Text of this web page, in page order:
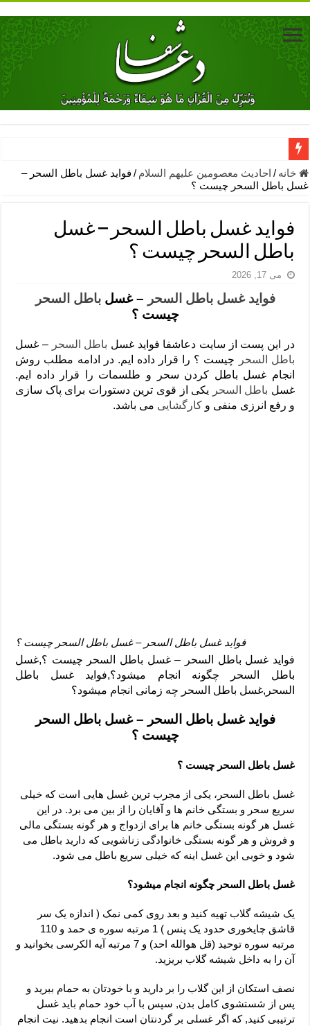
دعای جلب محبت فوری معشوق – دعای جلب محبت شوهر
دعای مشکل گشا برای رفع فقر – ذکرهای روزی‌ بخش
معجزات دعای یا من اظهر الجمیل – دعای یا من اظهر الجمیل برای
مهم ترین اذکار الهی و فضیلت آن ها – ذکر مخصوص مستجاب الدعوه
دعا برای ترس بچه ها در خواب – دعای ترس و بی خوابی کودکان
نماز حاجت برای کار گشایی- دعای رفع مشکلات و طلب حاجت
دعای رفع فقر و طلب رزق و روزی – آیه‌ جلب ثروت و برکت مال
لا حول ولا قوة الا بالله برای چشم زخم – دعای چشم زخم ماشاالله
دعای قوی رفع ترس – دعای مجرب برای آرامش قلب و رفع اضطراب
دعا برای پولدار شدن در یک روز – دعای ثروت حضرت سلیمان
خانه / احادیث معصومین علیهم السلام / فواید غسل باطل السحر –
غسل باطل السحر چیست ؟
فواید غسل باطل السحر – غسل
باطل السحر چیست ؟
می 17, 2026
فواید غسل باطل السحر – غسلباطل السحر
چیست ؟
در این پست از سایت دعاشفا فواید غسل باطل السحر – غسل
باطل السحر
چیست ؟ را قرار داده ایم. در ادامه مطلب روش
انجام غسل باطل کردن سحر و طلسمات را قرار داده ایم.
غسل باطل السحر
یکی از قوی ترین دستورات برای پاک سازی
و رفع انرزی منفی وکارگشایی می باشد.
فواید غسل باطل السحر – غسل باطل السحر چیست ؟
فواید غسل باطل السحر – غسل باطل السحر چیست ؟,غسل
باطل السحر چگونه انجام میشود؟,فواید غسل باطل
السحر,غسل باطل السحر چه زمانی انجام میشود؟
فواید غسل باطل السحر – غسل باطل السحر
چیست ؟
غسل باطل السحر چیست ؟
غسل باطل السحر، یکی از مجرب ترین غسل هایی است که خیلی
سریع سحر و بستگی خانم ها و آقایان را از بین می برد. در این
غسل هر گونه بستگی خانم ها برای ازدواج و هر گونه بستگی مالی
و فروش و هر گونه بستگی خانوادگی زناشویی که دارید باطل می
شود و خوبی این غسل اینه که خیلی سریع باطل می شود.
غسل باطل السحر چگونه انجام میشود؟
یک شیشه گلاب تهیه کنید و بعد روی کمی نمک ( اندازه یک سر
قاشق چایخوری حدود یک پنس ) 1 مرتبه سوره ی حمد و 110
مرتبه سوره توحید (قل هوالله احد) و 7 مرتبه آیه الکرسی بخوانید و
آن را به داخل شیشه گلاب بریزید.
نصف استکان از این گلاب را بر دارید و با خودتان به حمام ببرید و
پس از شستشوی کامل بدن, سپس با آب خود حمام باید غسل
ترتیبی کنید, که اگر غسلی بر گردنتان است انجام بدهید. نیت انجام